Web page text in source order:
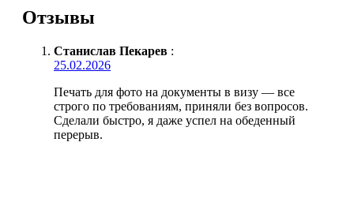
Отзывы
Станислав Пекарев :
25.02.2026
Печать для фото на документы в визу — все
строго по требованиям, приняли без вопросов.
Сделали быстро, я даже успел на обеденный
перерыв.